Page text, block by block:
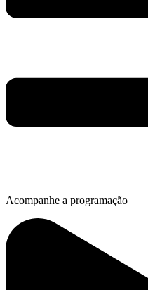
Acompanhe a programação